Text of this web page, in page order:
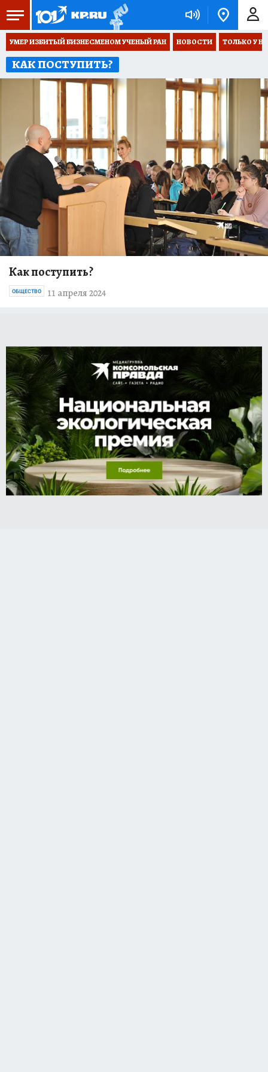
УМЕР ИЗБИТЫЙ БИЗНЕСМЕНОМ УЧЕНЫЙ РАН НОВОСТИ ТОЛЬКО У
КАК ПОСТУПИТЬ?
Как поступить?
11 апреля 2024
ОБЩЕСТВО